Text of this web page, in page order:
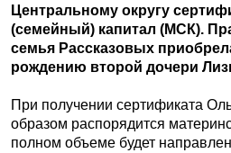
Центральному округу
(семейный) капитал (МСК).
семья Рассказовых
рождению второй дочери
При получении сертификата
образом распорядится
полном объеме будет